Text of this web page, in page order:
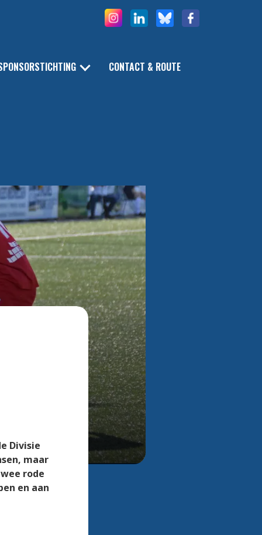
CONTACT & ROUTE
Bekijk alle foto's
Divisie
maar
rode
en aan